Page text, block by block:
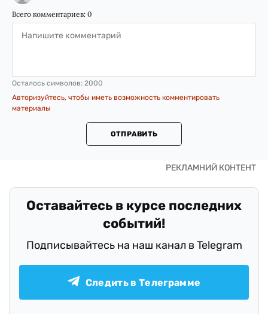
Всего комментариев: 0
Осталось символов: 2000
Авторизуйтесь, чтобы иметь возможность комментировать
материалы
ОТПРАВИТЬ
Оставайтесь в курсе последних
событий!
Подписывайтесь на наш канал в Telegram
Следить в Телеграмме